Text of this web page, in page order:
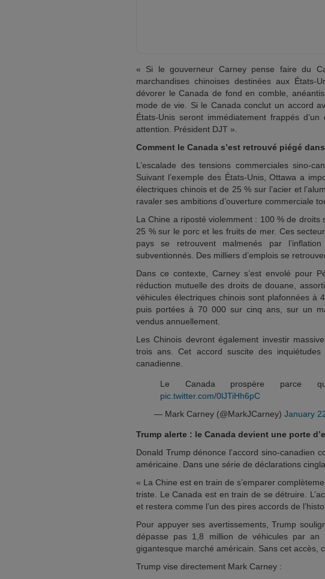
« Si le gouverneur Carney pense faire du
marchandises chinoises destinées aux
dévorer le Canada de fond en comble,
mode de vie. Si le Canada conclut un accord
États-Unis seront immédiatement frappés
attention. Président DJT ».
Comment le Canada s’est retrouvé piégé
L’escalade des tensions commerciales sino-
Suivant l’exemple des États-Unis, Ottawa a
électriques chinois et de 25 % sur l’acier et
ravaler ses ambitions d’ouverture commerciale
La Chine a riposté violemment : 100 % de droits
25 % sur le porc et les fruits de mer. Ces
pays se retrouvent malmenés par
subventionnés. Des milliers d’emplois se
Dans ce contexte, Carney s’est envolé pour
réduction mutuelle des droits de douane,
véhicules électriques chinois sont plafonnées à
puis portées à 70 000 sur cinq ans, sur un
vendus annuellement.
Les Chinois devront également investir
trois ans. Cet accord suscite des
canadienne.
Le Canada prospère parce
pic.twitter.com/0lJTiHh6pC
— Mark Carney (@MarkJCarney) January
Trump alerte : le Canada devient une porte
Donald Trump dénonce l’accord sino-canadien
américaine. Dans une série de déclarations
« La Chine est en train de s’emparer
triste. Le Canada est en train de se détruire.
et restera comme l’un des pires accords de
Pour appuyer ses avertissements, Trump
dépasse pas 1,8 million de véhicules par
gigantesque marché américain. Sans cet accès,
Trump vise directement Mark Carney :